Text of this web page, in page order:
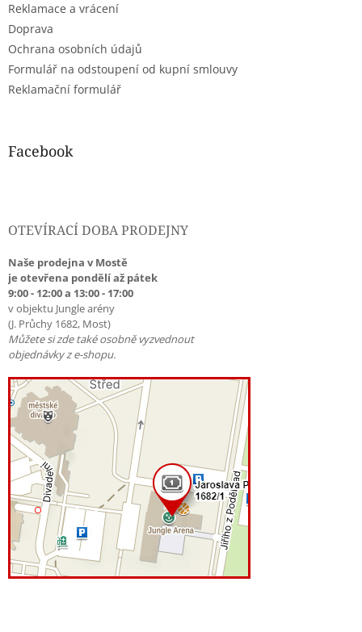
Reklamace a vrácení
Doprava
Ochrana osobních údajů
Formulář na odstoupení od kupní smlouvy
Reklamační formulář
Facebook
OTEVÍRACÍ DOBA PRODEJNY
Naše prodejna v Mostě
je otevřena pondělí až pátek
9:00 - 12:00 a 13:00 - 17:00
v objektu Jungle arény
(J. Průchy 1682, Most)
Můžete si zde také osobně vyzvednout
objednávky z e-shopu.